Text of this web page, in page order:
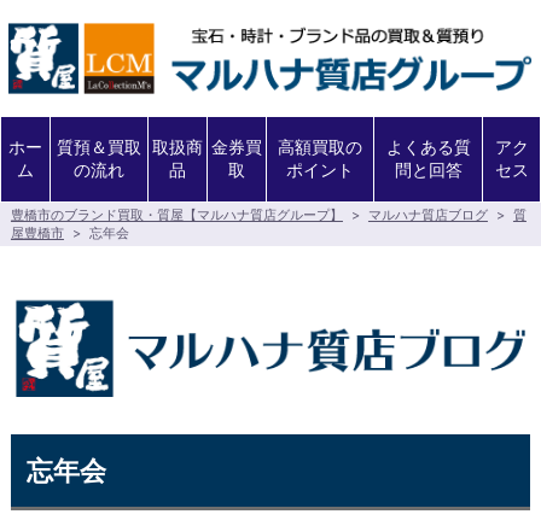
ホー
ム
質預＆買取
の流れ
取扱商
品
金券買
取
高額買取の
ポイント
よくある質
問と回答
アク
セス
豊橋市のブランド買取・質屋【マルハナ質店グループ】 > マルハナ質店ブログ > 質
屋豊橋市 > 忘年会
忘年会